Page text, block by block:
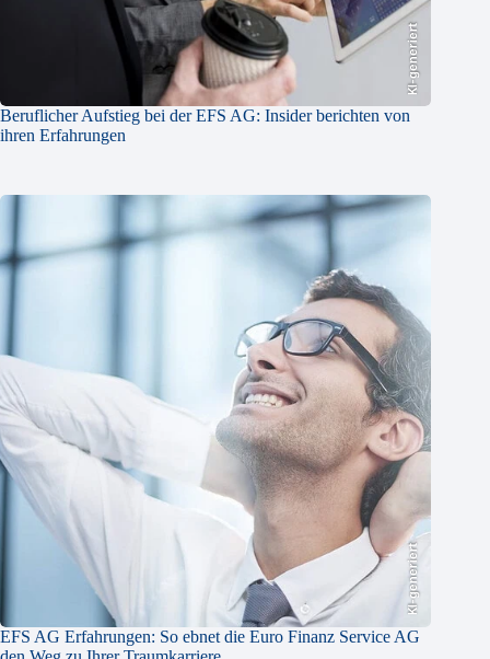
KI-generiert
Beruflicher Aufstieg bei der EFS AG: Insider berichten von
ihren Erfahrungen
KI-generiert
EFS AG Erfahrungen: So ebnet die Euro Finanz Service AG